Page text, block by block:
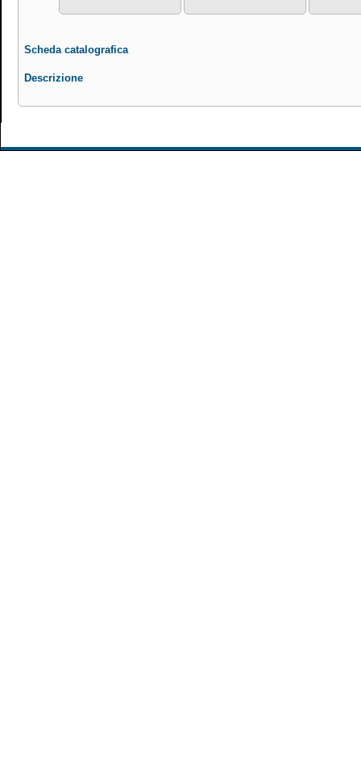
Scheda catalografica
Descrizione